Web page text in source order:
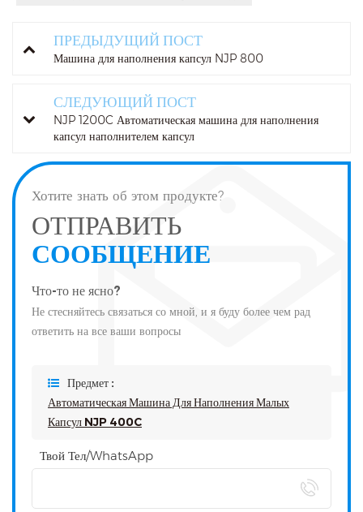
ПРЕДЫДУЩИЙ ПОСТ
Машина для наполнения капсул NJP 800
СЛЕДУЮЩИЙ ПОСТ
NJP 1200C Автоматическая машина для наполнения
капсул наполнителем капсул
Хотите знать об этом продукте?
ОТПРАВИТЬ
СООБЩЕНИЕ
Что-то не ясно?
Не стесняйтесь связаться со мной, и я буду более чем рад
ответить на все ваши вопросы
Предмет :
Автоматическая Машина Для Наполнения Малых
Капсул NJP 400C
Твой Тел/WhatsApp